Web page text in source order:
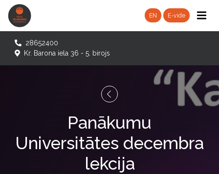
EN E-vide
28652400
Kr. Barona iela 36 - 5. birojs
Panākumu
Universitātes decembra
lekcija